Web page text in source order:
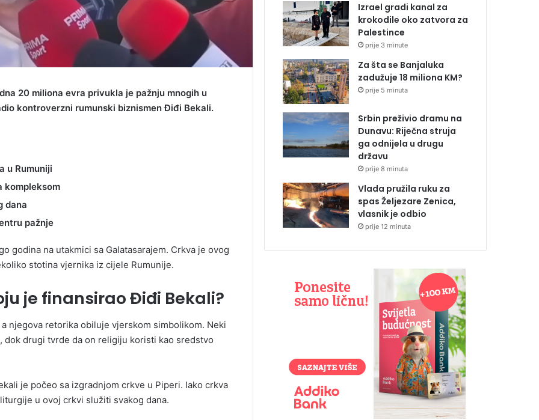
20 miliona evra privukla je pažnju mnogih u
kontroverzni rumunski biznismen Điđi Bekali.
u Rumuniji
kompleksom
dana
pažnje
godina na utakmici sa Galatasarajem. Crkva je ovog
stotina vjernika iz cijele Rumunije.
je finansirao Điđi Bekali?
njegova retorika obiluje vjerskom simbolikom. Neki
drugi tvrde da on religiju koristi kao sredstvo
je počeo sa izgradnjom crkve u Piperi. Iako crkva
u ovoj crkvi služiti svakog dana.
Izrael gradi kanal za
krokodile oko zatvora za
Palestince
prije 3 minute
Za šta se Banjaluka
zadužuje 18 miliona KM?
prije 5 minuta
Srbin preživio dramu na
Dunavu: Riječna struja
ga odnijela u drugu
državu
prije 8 minuta
Vlada pružila ruku za
spas Željezare Zenica,
vlasnik je odbio
prije 12 minuta